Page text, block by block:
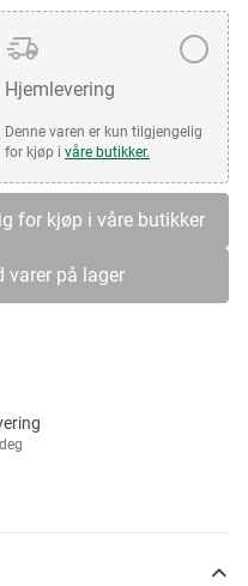
Hjemlevering
Denne varen er kun tilgjengelig
for kjøp i våre butikker.
for kjøp i våre butikker
varer på lager